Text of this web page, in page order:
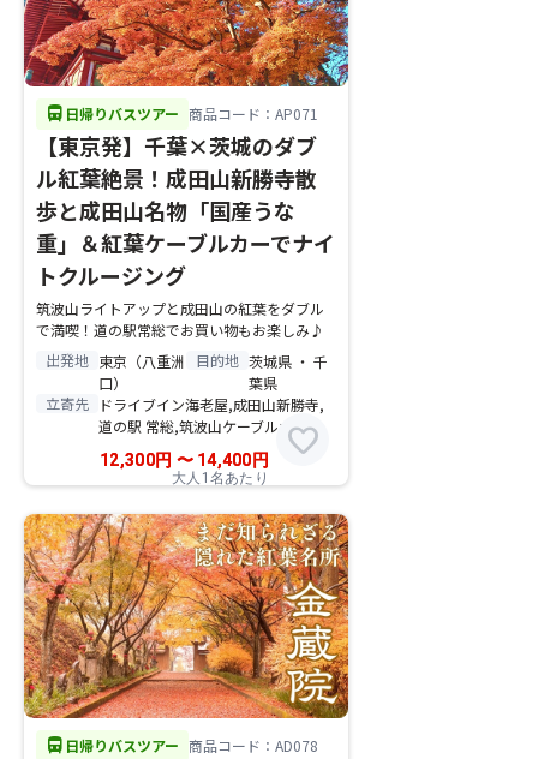
directions_bus 日帰りバスツアー 商品コード：AP071
【東京発】千葉×茨城のダブ
ル紅葉絶景！成田山新勝寺散
歩と成田山名物「国産うな
重」＆紅葉ケーブルカーでナイ
トクルージング
筑波山ライトアップと成田山の紅葉をダブル
で満喫！道の駅常総でお買い物もお楽しみ♪
出発地 東京（八重洲
口）
目的地 茨城県 ・ 千
葉県
立寄先
ドライブイン海老屋,成田山新勝寺,
道の駅 常総,筑波山ケーブルカー
12,300円 〜14,400 円
大人1名あたり
favorite
directions_bus 日帰りバスツアー 商品コード：AD078